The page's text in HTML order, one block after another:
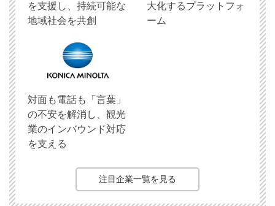
を支援し、持続可能な
地域社会を共創
大化するプラットフォ
ーム
対面も電話も「言葉」
の不安を解消し、観光
業のインバウンド対応
を支える
注目企業一覧を見る